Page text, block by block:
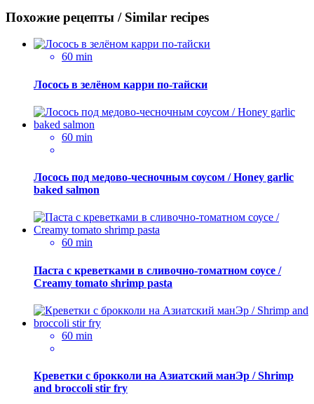
Похожие рецепты / Similar recipes
60 min
Лосось в зелёном карри по-тайски
60 min
Лосось под медово-чесночным соусом / Honey garlic
baked salmon
60 min
Паста с креветками в сливочно-томатном соусе /
Creamy tomato shrimp pasta
60 min
Креветки с брокколи на Азиатский манЭр / Shrimp
and broccoli stir fry